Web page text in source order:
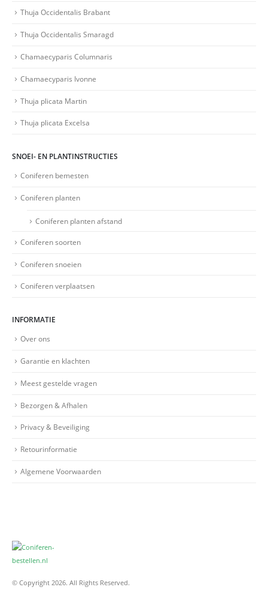
Thuja Occidentalis Brabant
Thuja Occidentalis Smaragd
Chamaecyparis Columnaris
Chamaecyparis Ivonne
Thuja plicata Martin
Thuja plicata Excelsa
SNOEI- EN PLANTINSTRUCTIES
Coniferen bemesten
Coniferen planten
Coniferen planten afstand
Coniferen soorten
Coniferen snoeien
Coniferen verplaatsen
INFORMATIE
Over ons
Garantie en klachten
Meest gestelde vragen
Bezorgen & Afhalen
Privacy & Beveiliging
Retourinformatie
Algemene Voorwaarden
© Copyright 2026. All Rights Reserved.